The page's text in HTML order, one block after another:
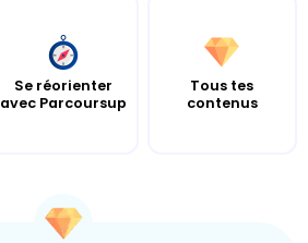
Se réorienter
avec Parcoursup
Tous tes
contenus